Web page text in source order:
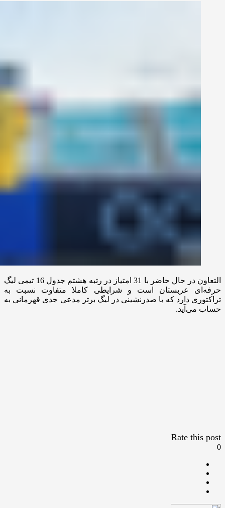
التعاون در حال حاضر با 31 امتیاز در رتبه هشتم جدول 16 تیمی لیگ
حرفه‌ای عربستان است و شرایطی کاملا متفاوت نسبت به
تراکتوری دارد که با صدرنشینی در لیگ برتر مدعی جدی قهرمانی به
حساب می‌آید.
Rate this post
0